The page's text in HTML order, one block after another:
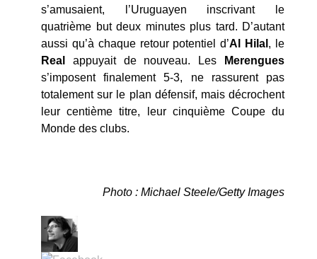
s’amusaient, l’Uruguayen inscrivant le
quatrième but deux minutes plus tard. D’autant
aussi qu’à chaque retour potentiel d’Al Hilal , le
Real
appuyait de nouveau. Les
Merengues
s’imposent finalement 5-3, ne rassurent pas
totalement sur le plan défensif, mais décrochent
leur centième titre, leur cinquième Coupe du
Monde des clubs.
Photo : Michael Steele/Getty Images